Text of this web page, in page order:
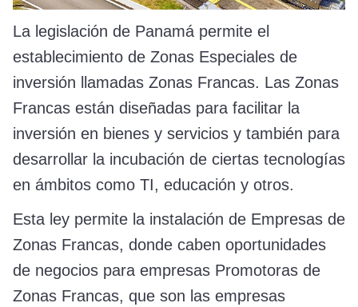
La legislación de Panamá permite el
establecimiento de Zonas Especiales de
inversión llamadas Zonas Francas. Las Zonas
Francas están diseñadas para facilitar la
inversión en bienes y servicios y también para
desarrollar la incubación de ciertas tecnologías
en ámbitos como TI, educación y otros.
Esta ley permite la instalación de Empresas de
Zonas Francas, donde caben oportunidades
de negocios para empresas Promotoras de
Zonas Francas, que son las empresas